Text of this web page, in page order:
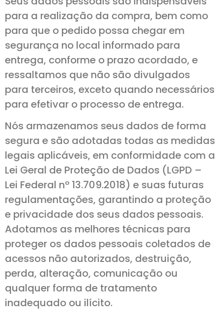
para a realização da compra, bem como
para que o pedido possa chegar em
segurança no local informado para
entrega, conforme o prazo acordado, e
ressaltamos que não são divulgados
para terceiros, exceto quando necessários
para efetivar o processo de entrega.
Nós armazenamos seus dados de forma
segura e são adotadas todas as medidas
legais aplicáveis, em conformidade com a
Lei Geral de Proteção de Dados (LGPD –
Lei Federal nº 13.709.2018) e suas futuras
regulamentações, garantindo a proteção
e privacidade dos seus dados pessoais.
Adotamos as melhores técnicas para
proteger os dados pessoais coletados de
acessos não autorizados, destruição,
perda, alteração, comunicação ou
qualquer forma de tratamento
inadequado ou ilícito.